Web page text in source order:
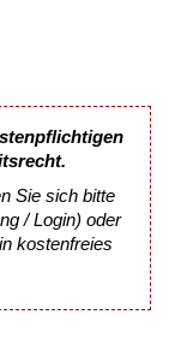
Sie sich bitte
/ Login) oder
kostenfreies